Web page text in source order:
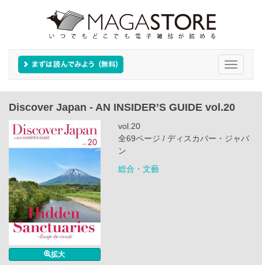
Toggle
Discover Japan - AN INSIDER’S GUIDE vol.20
拡大
vol.20
全69ページ / ディスカバー・ジャパ
ン
総合・文藝